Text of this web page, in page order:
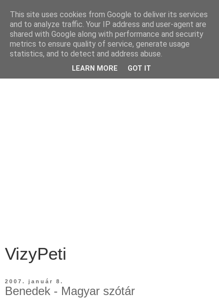
VizyPeti
2007. január 8.
Benedek - Magyar szótár
This site uses cookies from Google to deliver its services
and to analyze traffic. Your IP address and user-agent are
shared with Google along with performance and security
metrics to ensure quality of service, generate usage
statistics, and to detect and address abuse.
LEARN MORE GOT IT